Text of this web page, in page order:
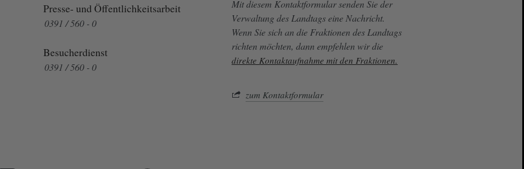
Presse- und Öffentlichkeitsarbeit
0391 / 560 - 0
Besucherdienst
0391 / 560 - 0
Mit diesem Kontaktformular senden Sie der
Verwaltung des Landtags eine Nachricht.
Wenn Sie sich an die Fraktionen des Landtags
richten möchten, dann empfehlen wir die
direkte Kontaktaufnahme mit den Fraktionen.
zum Kontaktformular